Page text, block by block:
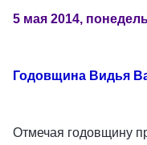
5 мая 2014,
Годовщина Видья
Отмечая годовщину